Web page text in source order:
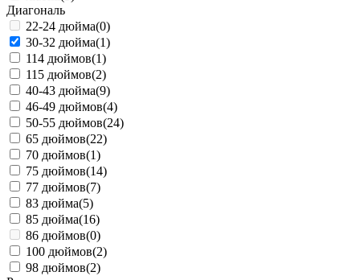
Диагональ
22-24 дюйма(0)
30-32 дюйма(1)
114 дюймов(1)
115 дюймов(2)
40-43 дюйма(9)
46-49 дюймов(4)
50-55 дюймов(24)
65 дюймов(22)
70 дюймов(1)
75 дюймов(14)
77 дюймов(7)
83 дюйма(5)
85 дюйма(16)
86 дюймов(0)
100 дюймов(2)
98 дюймов(2)